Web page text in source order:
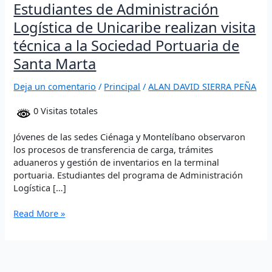
Estudiantes de Administración
Logística de Unicaribe realizan visita
técnica a la Sociedad Portuaria de
Santa Marta
Deja un comentario / Principal /ALAN DAVID SIERRA PEÑA
0 Visitas totales
Jóvenes de las sedes Ciénaga y Montelíbano observaron
los procesos de transferencia de carga, trámites
aduaneros y gestión de inventarios en la terminal
portuaria. Estudiantes del programa de Administración
Logística […]
Santa
Marta
Read More »